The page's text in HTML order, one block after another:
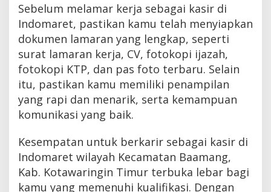
Sebelum melamar kerja sebagai kasir di
Indomaret, pastikan kamu telah menyiapkan
dokumen lamaran yang lengkap, seperti
surat lamaran kerja, CV, fotokopi ijazah,
fotokopi KTP, dan pas foto terbaru. Selain
itu, pastikan kamu memiliki penampilan
yang rapi dan menarik, serta kemampuan
komunikasi yang baik.
Kesempatan untuk berkarir sebagai kasir di
Indomaret wilayah Kecamatan Baamang,
Kab. Kotawaringin Timur terbuka lebar bagi
kamu yang memenuhi kualifikasi. Dengan